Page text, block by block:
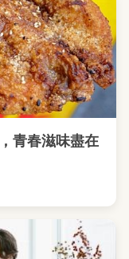
青春滋味盡在